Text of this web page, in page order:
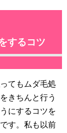
するコツ
てもムダ毛処
きちんと行う
にするコツを
す。私も以前